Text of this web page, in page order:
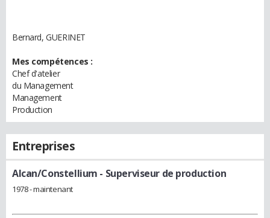
Bernard, GUERINET
Mes compétences :
Chef d'atelier
du Management
Management
Production
Entreprises
Alcan/Constellium - Superviseur de production
1978 - maintenant